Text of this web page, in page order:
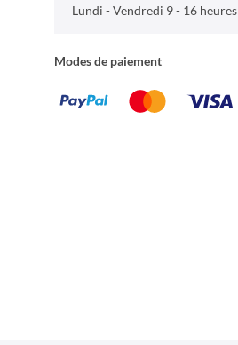
Lundi - Vendredi 9 - 16 heures
Modes de paiement